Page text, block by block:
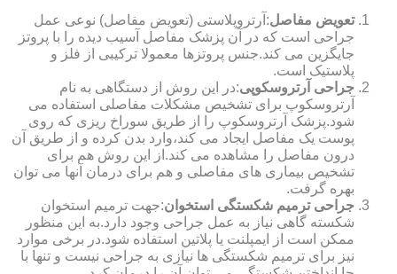
تعویض مفاصل:آرتروپلاستی (تعویض مفاصل) نوعی عمل
جراحی است که در آن پزشک مفاصل آسیب دیده را با پروتز
جایگزین می کند.جنس پروتزها معمولا ترکیبی از فلز و
پلاستیک است.
جراحی آرتروسکوپی:در این روش از دستگاهی به نام
آرتروسکوپ برای تشخیص مشکلات مفاصلی استفاده می
شود.پزشک آرتروسکوپ را از طریق سوراخ ریزی که روی
پوست یک مفاصل ایجاد می کند،وارد بدن کرده و از طریق آن
درون مفاصل را مشاهده می کند.از این روش هم برای
تشخیص بیماری های مفاصلی و هم برای درمان آنها می توان
بهره گرفت.
جراحی ترمیم شکستگی استخوان:جهت ترمیم استخوان
شکسته گاهی نیاز به عمل جراحی وجود دارد.به این منظور
ممکن است از ایمپلنت یا پلاتین استفاده شود.در برخی موارد
نیز برای ترمیم شکستگی ها نیازی به جراحی نیست و تنها با